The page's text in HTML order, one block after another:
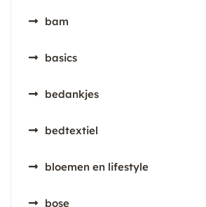
bam
basics
bedankjes
bedtextiel
bloemen en lifestyle
bose